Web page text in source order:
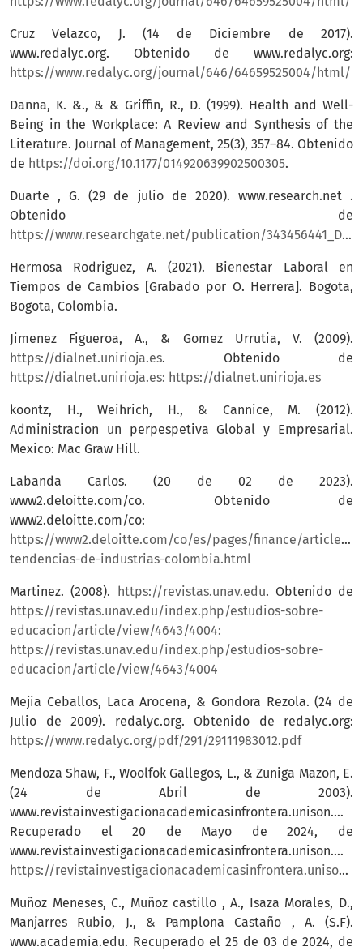
Cruz Velazco, J. (14 de Diciembre de 2017).
www.redalyc.org. Obtenido de www.redalyc.org:
https://www.redalyc.org/journal/646/64659525004/html/
Danna, K. &., & & Griffin, R., D. (1999). Health and Well-
Being in the Workplace: A Review and Synthesis of the
Literature. Journal of Management, 25(3), 357–84. Obtenido
de https://doi.org/10.1177/014920639902500305.
Duarte , G. (29 de julio de 2020). www.research.net .
Obtenido de
https://www.researchgate.net/publication/343456441_Dos_tipos_de_estrategia_para_mejorar_la_productividad
Hermosa Rodriguez, A. (2021). Bienestar Laboral en
Tiempos de Cambios [Grabado por O. Herrera]. Bogota,
Bogota, Colombia.
Jimenez Figueroa, A., & Gomez Urrutia, V. (2009).
https://dialnet.unirioja.es. Obtenido de
https://dialnet.unirioja.es: https://dialnet.unirioja.es
koontz, H., Weihrich, H., & Cannice, M. (2012).
Administracion un perpespetiva Global y Empresarial.
Mexico: Mac Graw Hill.
Labanda Carlos. (20 de 02 de 2023).
www2.deloitte.com/co. Obtenido de
www2.deloitte.com/co:
https://www2.deloitte.com/co/es/pages/finance/articles/
tendencias-de-industrias-colombia.html
Martinez. (2008). https://revistas.unav.edu. Obtenido de
https://revistas.unav.edu/index.php/estudios-sobre-
educacion/article/view/4643/4004:
https://revistas.unav.edu/index.php/estudios-sobre-
educacion/article/view/4643/4004
Mejia Ceballos, Laca Arocena, & Gondora Rezola. (24 de
Julio de 2009). redalyc.org. Obtenido de redalyc.org:
https://www.redalyc.org/pdf/291/29111983012.pdf
Mendoza Shaw, F., Woolfok Gallegos, L., & Zuniga Mazon, E.
(24 de Abril de 2003).
www.revistainvestigacionacademicasinfrontera.unison.mx.
Recuperado el 20 de Mayo de 2024, de
www.revistainvestigacionacademicasinfrontera.unison.mx:
https://revistainvestigacionacademicasinfrontera.unison.mx/index.php/RDIASF/
Muñoz Meneses, C., Muñoz castillo , A., Isaza Morales, D.,
Manjarres Rubio, J., & Pamplona Castaño , A. (S.F).
www.academia.edu. Recuperado el 25 de 03 de 2024, de